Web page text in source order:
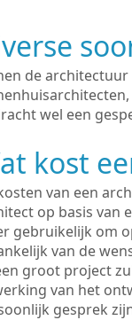
de
wel een
kost
van een
op basis van
gebruikelijk om
van de
groot project
van het
gesprek